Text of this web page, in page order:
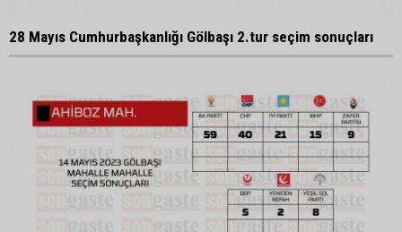
28 Mayıs Cumhurbaşkanlığı Gölbaşı 2.tur seçim sonuçları